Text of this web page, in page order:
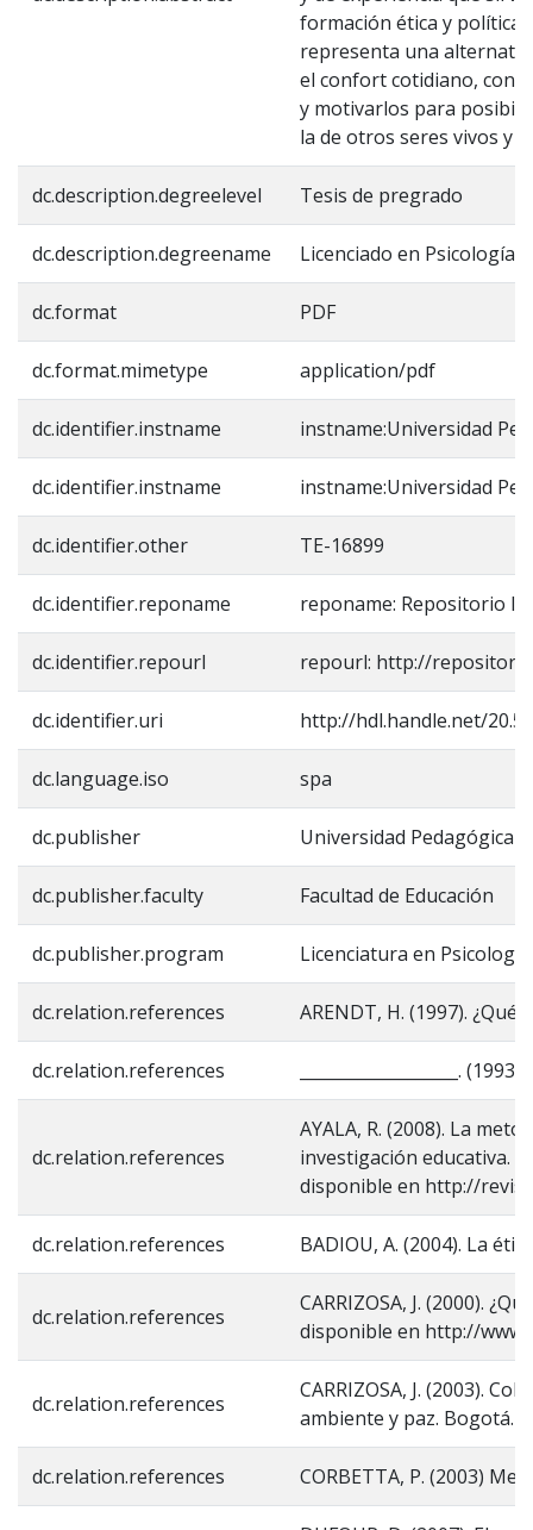
formación ética y
representa una
el confort cotidiano, con
y motivarlos para
la de otros seres vivos y
dc.description.degreelevel Tesis de pregrado
dc.description.degreename Licenciado en Psicología
dc.format PDF
dc.format.mimetype application/pdf
dc.identifier.instname instname:Universidad
dc.identifier.instname instname:Universidad
dc.identifier.other TE-16899
dc.identifier.reponame reponame: Repositorio
dc.identifier.repourl repourl: http://
dc.identifier.uri http://hdl.handle.net/
dc.language.iso spa
dc.publisher Universidad Pedagógica
dc.publisher.faculty Facultad de Educación
dc.publisher.program Licenciatura en
dc.relation.references ARENDT, H. (1997).
dc.relation.references ___________________.
dc.relation.references
AYALA, R. (2008). La
investigación educativa.
disponible en http://
dc.relation.references BADIOU, A. (2004). La
dc.relation.references
CARRIZOSA, J. (2000).
disponible en http://
dc.relation.references
CARRIZOSA, J. (2003).
ambiente y paz. Bogotá.
dc.relation.references CORBETTA, P. (2003)